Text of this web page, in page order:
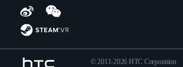
© 2011-2026 HTC Corporation